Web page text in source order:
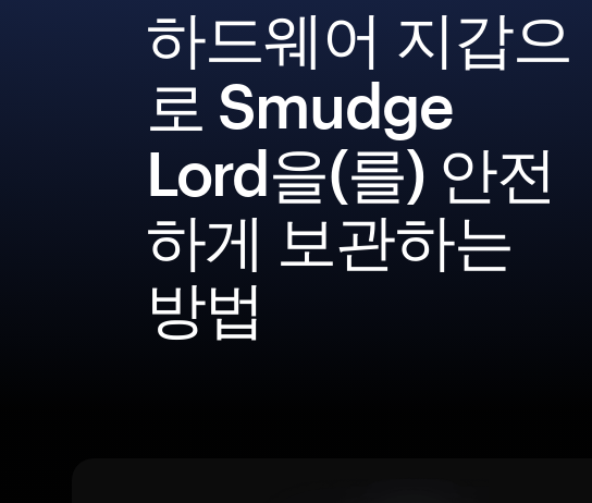
하드웨어 지갑으
로 Smudge
Lord을(를) 안전
하게 보관하는
방법